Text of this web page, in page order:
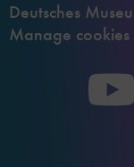
Deutsches
Manage cookies